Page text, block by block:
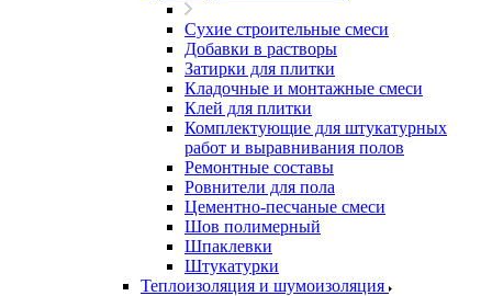
Сухие строительные смеси
Добавки в растворы
Затирки для плитки
Кладочные и монтажные смеси
Клей для плитки
Комплектующие для штукатурных
работ и выравнивания полов
Ремонтные составы
Ровнители для пола
Цементно-песчаные смеси
Шов полимерный
Шпаклевки
Штукатурки
Теплоизоляция и шумоизоляция